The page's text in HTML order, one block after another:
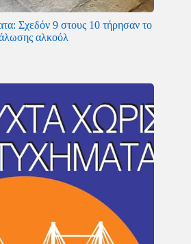
Σχεδόν 9 στους 10 τήρησαν το
αλκοόλ